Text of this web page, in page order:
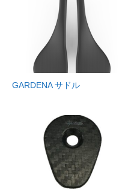
GARDENA サドル